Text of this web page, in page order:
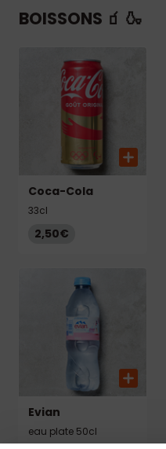
BOISSONS 🧃 🍶
Coca-Cola
33cl
2,50€
Evian
eau plate 50cl